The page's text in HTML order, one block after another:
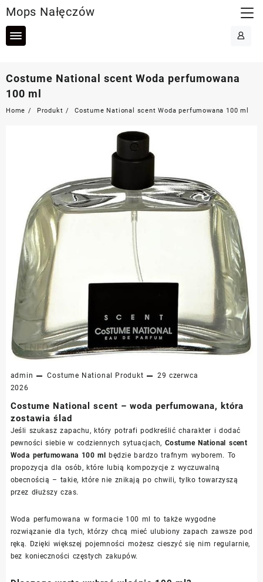
to
content
Mops Nałęczów
Costume National scent Woda perfumowana
100 ml
Home Produkt Costume National scent Woda perfumowana 100 ml
admin Costume National Produkt
29 czerwca
2026
Costume National scent – woda perfumowana, która
zostawia ślad
Jeśli szukasz zapachu, który potrafi podkreślić charakter i dodać
pewności siebie w codziennych sytuacjach, Costume National scent
Woda perfumowana 100 ml
będzie bardzo trafnym wyborem. To
propozycja dla osób, które lubią kompozycje z wyczuwalną
obecnością – takie, które nie znikają po chwili, tylko towarzyszą
przez dłuższy czas.
Woda perfumowana w formacie 100 ml to także wygodne
rozwiązanie dla tych, którzy chcą mieć ulubiony zapach zawsze pod
ręką. Dzięki większej pojemności możesz cieszyć się nim regularnie,
bez konieczności częstych zakupów.